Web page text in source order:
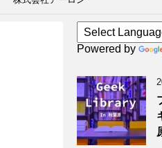
Powered by